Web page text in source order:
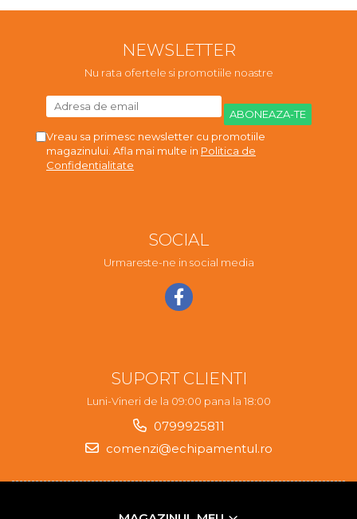
NEWSLETTER
Nu rata ofertele si promotiile noastre
Vreau sa primesc newsletter cu promotiile
magazinului. Afla mai multe in Politica de
Confidentialitate
SOCIAL
Urmareste-ne in social media
SUPORT CLIENTI
Luni-Vineri de la 09:00 pana la 18:00
0799925811
comenzi@echipamentul.ro